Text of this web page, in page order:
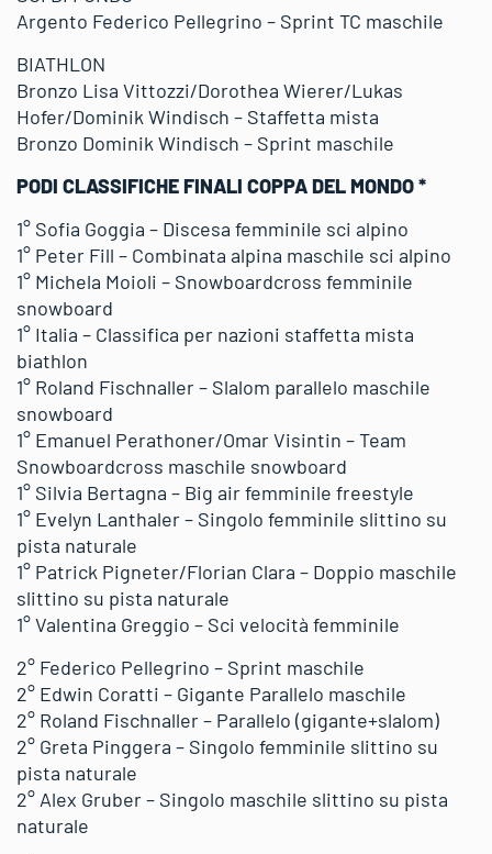
Argento Federico Pellegrino – Sprint TC maschile
BIATHLON
Bronzo Lisa Vittozzi/Dorothea Wierer/Lukas
Hofer/Dominik Windisch – Staffetta mista
Bronzo Dominik Windisch – Sprint maschile
PODI CLASSIFICHE FINALI COPPA DEL MONDO *
1° Sofia Goggia – Discesa femminile sci alpino
1° Peter Fill – Combinata alpina maschile sci alpino
1° Michela Moioli – Snowboardcross femminile
snowboard
1° Italia – Classifica per nazioni staffetta mista
biathlon
1° Roland Fischnaller – Slalom parallelo maschile
snowboard
1° Emanuel Perathoner/Omar Visintin – Team
Snowboardcross maschile snowboard
1° Silvia Bertagna – Big air femminile freestyle
1° Evelyn Lanthaler – Singolo femminile slittino su
pista naturale
1° Patrick Pigneter/Florian Clara – Doppio maschile
slittino su pista naturale
1° Valentina Greggio – Sci velocità femminile
2° Federico Pellegrino – Sprint maschile
2° Edwin Coratti – Gigante Parallelo maschile
2° Roland Fischnaller – Parallelo (gigante+slalom)
2° Greta Pinggera – Singolo femminile slittino su
pista naturale
2° Alex Gruber – Singolo maschile slittino su pista
naturale